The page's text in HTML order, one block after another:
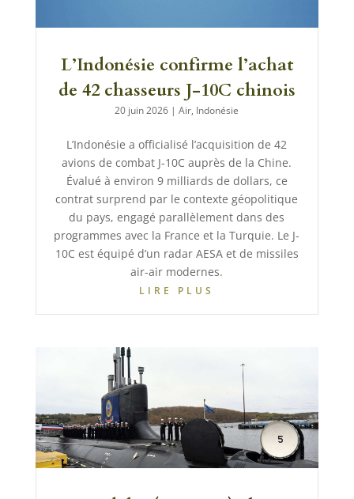
L’Indonésie confirme l’achat
de 42 chasseurs J-10C chinois
20 juin 2026 |Air, Indonésie
L’Indonésie a officialisé l’acquisition de 42
avions de combat J-10C auprès de la Chine.
Évalué à environ 9 milliards de dollars, ce
contrat surprend par le contexte géopolitique
du pays, engagé parallèlement dans des
programmes avec la France et la Turquie. Le J-
10C est équipé d’un radar AESA et de missiles
air-air modernes.
LIRE PLUS